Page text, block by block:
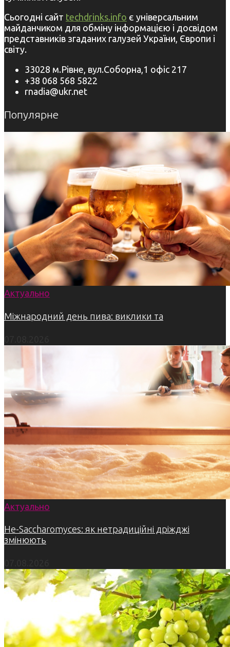
Сьогодні сайт techdrinks.info є універсальним
майданчиком для обміну інформацією і досвідом
представників згаданих галузей України, Європи і
світу.
33028 м.Рівне, вул.Соборна,1 офіс 217
+38 068 568 5822
rnadia@ukr.net
Популярне
Актуально
Міжнародний день пива: виклики та
Актуально
Не-Saccharomyces: як нетрадиційні дріжджі
змінюють